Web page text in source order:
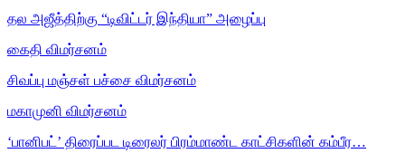
தல அஜீத்திற்கு “டிவிட்டர் இந்தியா” அழைப்பு
கைதி விமர்சனம்
சிவப்பு மஞ்சள் பச்சை விமர்சனம்
மகாமுனி விமர்சனம்
‘பானிபட்’ திரைப்பட டிரைலர் பிரம்மாண்ட காட்சிகளின் கம்பீர…